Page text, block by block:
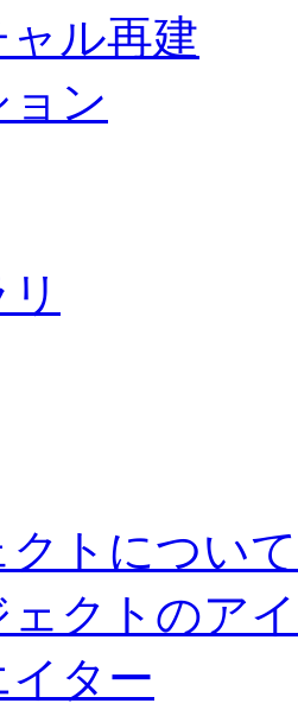
ル再建
ョン
トについて
ェクトのア
イター